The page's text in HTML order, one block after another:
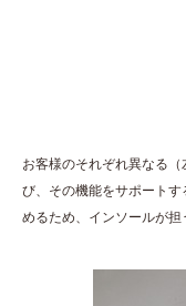
お客様のそれぞれ異なる
び、その機能をサポート
めるため、インソールが担